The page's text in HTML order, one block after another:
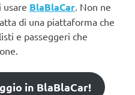
usare BlaBlaCar. Non ne
di una piattaforma che
e passeggeri che
in BlaBlaCar!